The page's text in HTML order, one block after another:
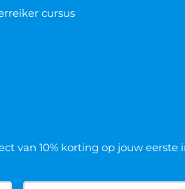
cursus
van 10% korting op jouw eerste